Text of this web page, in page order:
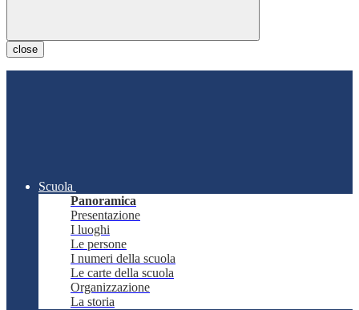
close
Scuola
Panoramica
Presentazione
I luoghi
Le persone
I numeri della scuola
Le carte della scuola
Organizzazione
La storia